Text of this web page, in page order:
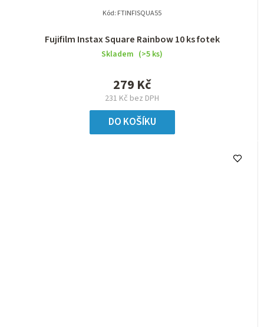
Fujifilm Instax Square Rainbow 10 ks fotek
Skladem (>5 ks)
231 Kč bez DPH
279 Kč
DO KOŠÍKU
Kód: FTINFISQUA55